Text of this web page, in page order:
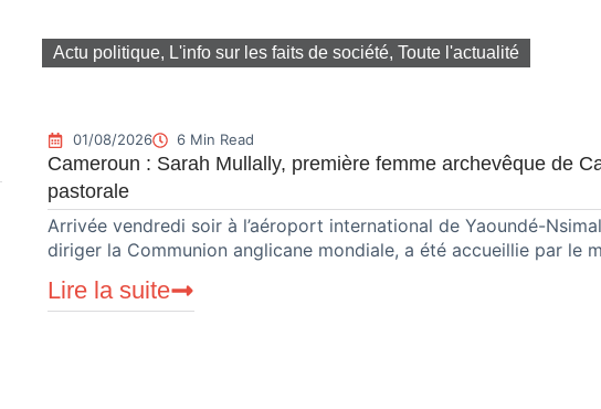
Actu politique, L'info sur les faits de société, Toute l'actualité
01/08/2026 6 Min Read
Cameroun : Sarah Mullally, première femme archevêque de
pastorale
Arrivée vendredi soir à l’aéroport international de Yaoundé-
diriger la Communion anglicane mondiale, a été accueillie par le
Lire la suite